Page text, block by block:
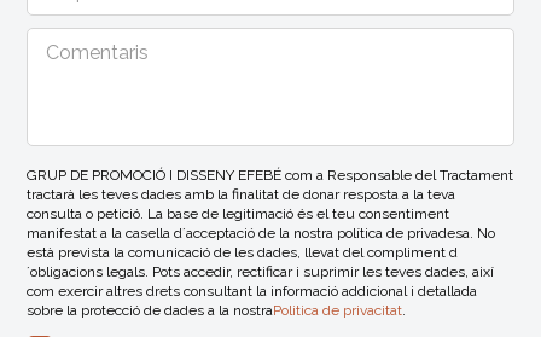
GRUP DE PROMOCIÓ I DISSENY EFEBÉ com a Responsable del Tractament
tractarà les teves dades amb la finalitat de donar resposta a la teva
consulta o petició. La base de legitimació és el teu consentiment
manifestat a la casella d´acceptació de la nostra política de privadesa. No
està prevista la comunicació de les dades, llevat del compliment d
´obligacions legals. Pots accedir, rectificar i suprimir les teves dades, així
com exercir altres drets consultant la informació addicional i detallada
sobre la protecció de dades a la nostraPolitica de privacitat